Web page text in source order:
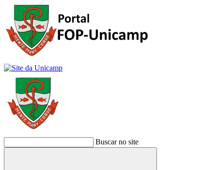
Buscar no site